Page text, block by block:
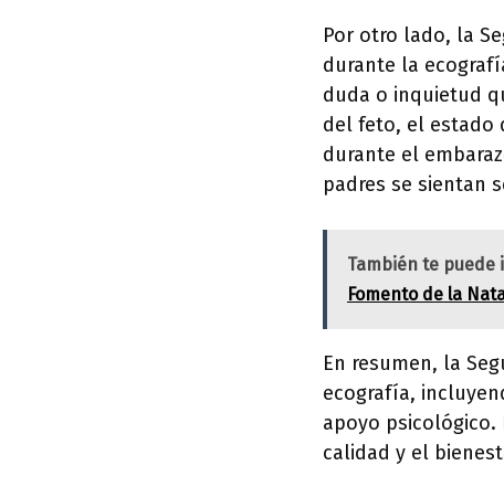
Por otro lado, la
durante la
duda o inquietud
del feto, el estado
durante el
padres se sientan
También te puede
Fomento de la
En resumen, la
ecografía,
apoyo psicológico.
calidad y el